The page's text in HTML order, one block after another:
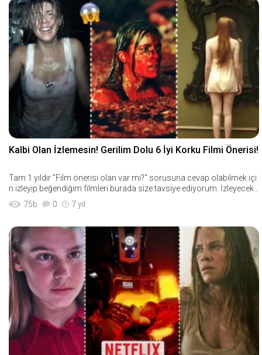
Kalbi Olan İzlemesin! Gerilim Dolu 6 İyi Korku Filmi Önerisi!
Tam 1 yıldır "Film önerisi olan var mı?" sorusuna cevap olabilmek içi
n izleyip beğendiğim filmleri burada size tavsiye ediyorum. İzleyecek i
yi bir film a
75b 0 7 yıl